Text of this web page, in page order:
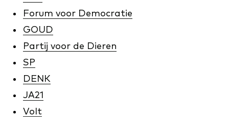
Forum voor Democratie
GOUD
Partij voor de Dieren
SP
DENK
JA21
Volt